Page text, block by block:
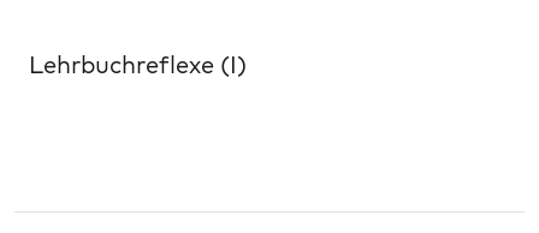
Lehrbuchreflexe (I)